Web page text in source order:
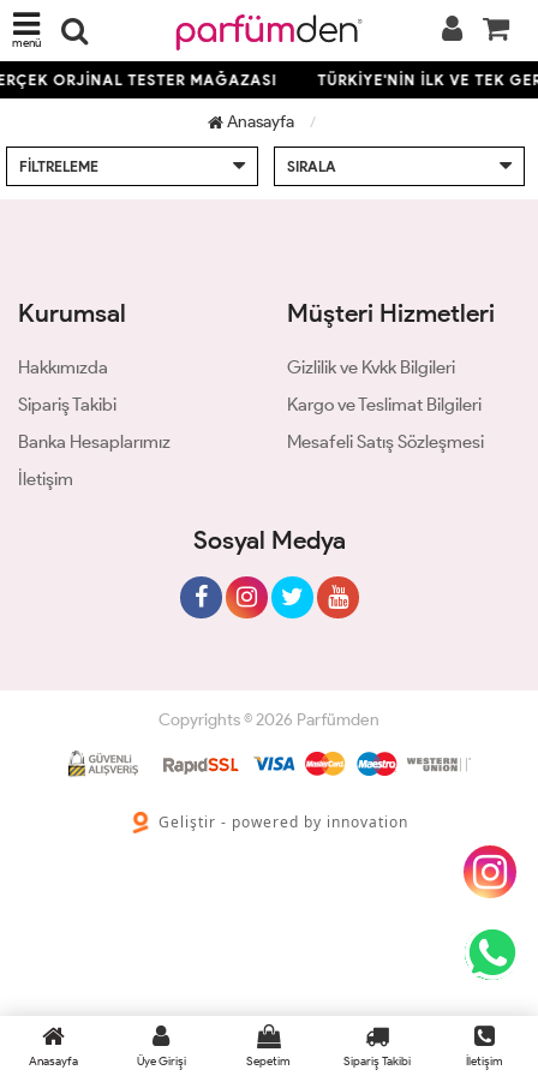
menü
ORJİNAL TESTER MAĞAZASI TÜRKİYE'NİN İLK VE TEK
Anasayfa
FILTRELEME SIRALA
Kurumsal
Hakkımızda
Sipariş Takibi
Banka Hesaplarımız
İletişim
Müşteri Hizmetleri
Gizlilik ve Kvkk Bilgileri
Kargo ve Teslimat Bilgileri
Mesafeli Satış Sözleşmesi
Sosyal Medya
Copyrights © 2026 Parfümden
Geliştir - powered by innovation
Anasayfa Üye Girişi Sepetim Sipariş Takibi İletişim